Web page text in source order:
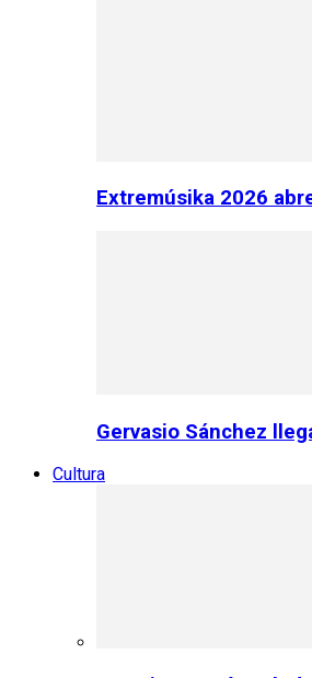
Extremúsika 2026
Gervasio Sánchez
Cultura